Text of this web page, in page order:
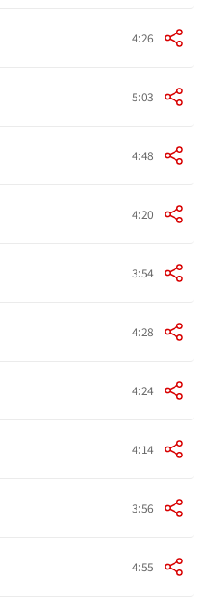
4:26
5:03
4:48
4:20
3:54
4:28
4:24
4:14
3:56
4:55